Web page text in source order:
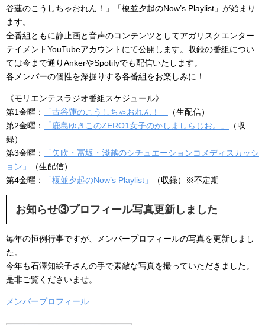
谷蓮のこうしちゃおれん！」「榎並夕起のNow’s Playlist」が始まり
ます。
全番組ともに静止画と音声のコンテンツとしてアガリスクエンター
テイメントYouTubeアカウントにて公開します。収録の番組につい
ては今まで通りAnkerやSpotifyでも配信いたします。
各メンバーの個性を深掘りする各番組をお楽しみに！
《モリエンテスラジオ番組スケジュール》
第1金曜：
「古谷蓮のこうしちゃおれん！」
（生配信）
第2金曜：
「鹿島ゆきこのZERO1女子のかしましらじお。」
（収
録）
第3金曜：
「矢吹・冨坂・淺越のシチュエーションコメディスカッシ
ョン」
（生配信）
第4金曜：
「榎並夕起のNow’s Playlist」 （収録）※不定期
お知らせ③プロフィール写真更新しました
毎年の恒例行事ですが、メンバープロフィールの写真を更新しまし
た。
今年も石澤知絵子さんの手で素敵な写真を撮っていただきました。
是非ご覧くださいませ。
メンバープロフィール